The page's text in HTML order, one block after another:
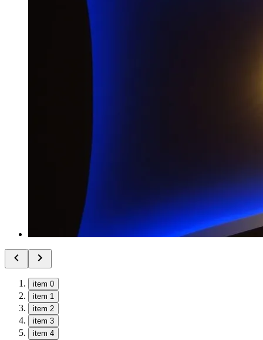
item 0
item 1
item 2
item 3
item 4